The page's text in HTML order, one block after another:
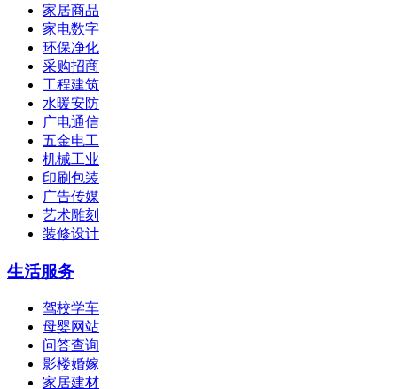
家居商品
家电数字
环保净化
采购招商
工程建筑
水暖安防
广电通信
五金电工
机械工业
印刷包装
广告传媒
艺术雕刻
装修设计
生活服务
驾校学车
母婴网站
问答查询
影楼婚嫁
家居建材